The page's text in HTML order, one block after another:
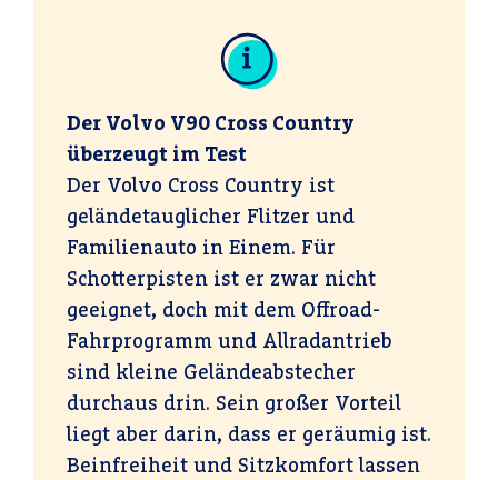
Der Volvo V90 Cross Country
überzeugt im Test
Der Volvo Cross Country ist
geländetauglicher Flitzer und
Familienauto in Einem. Für
Schotterpisten ist er zwar nicht
geeignet, doch mit dem Offroad-
Fahrprogramm und Allradantrieb
sind kleine Geländeabstecher
durchaus drin. Sein großer Vorteil
liegt aber darin, dass er geräumig ist.
Beinfreiheit und Sitzkomfort lassen